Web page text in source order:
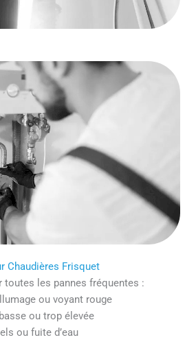
Chaudières Frisquet
toutes les pannes fréquentes :
ou voyant rouge
ou trop élevée
ou fuite d’eau